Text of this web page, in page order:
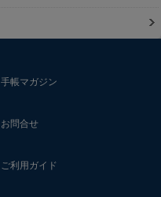
手帳マガジン
お問合せ
ご利用ガイド